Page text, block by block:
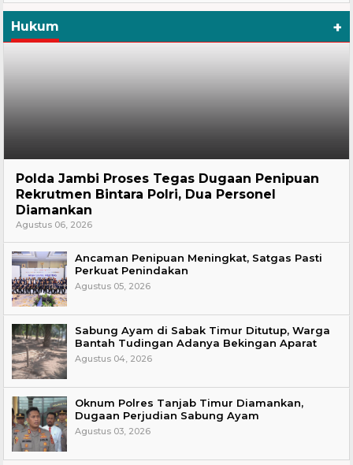
Hukum +
Polda Jambi Proses Tegas Dugaan Penipuan
Rekrutmen Bintara Polri, Dua Personel
Diamankan
Agustus 06, 2026
Ancaman Penipuan Meningkat, Satgas Pasti
Perkuat Penindakan
Agustus 05, 2026
Sabung Ayam di Sabak Timur Ditutup, Warga
Bantah Tudingan Adanya Bekingan Aparat
Agustus 04, 2026
Oknum Polres Tanjab Timur Diamankan,
Dugaan Perjudian Sabung Ayam
Agustus 03, 2026